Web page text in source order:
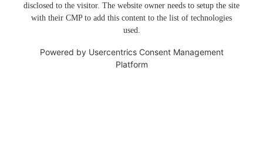
disclosed to the visitor. The website owner needs to setup the site
with their CMP to add this content to the list of technologies
used.
Powered by Usercentrics Consent Management
Platform